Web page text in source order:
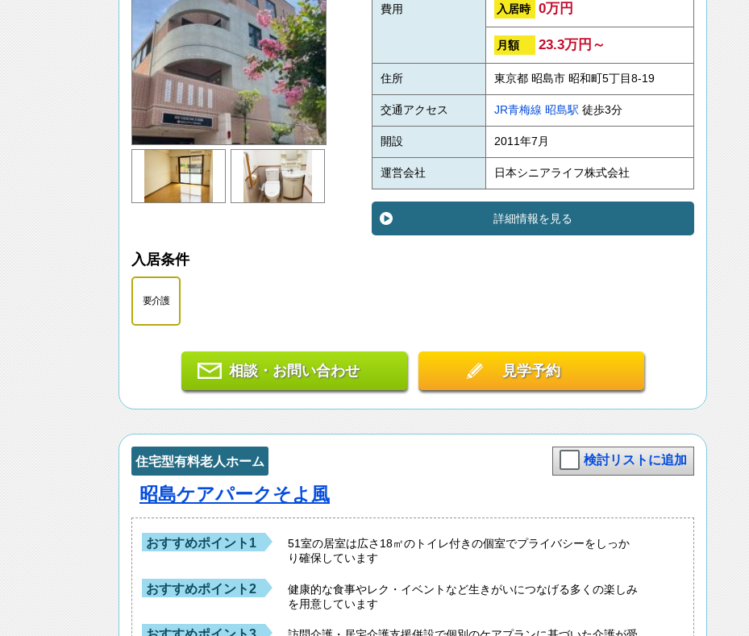
費用 入居時 0万円
月額 23.3万円～
住所 東京都 昭島市 昭和町5丁目8-19
交通アクセス JR青梅線 昭島駅 徒歩3分
開設 2011年7月
運営会社 日本シニアライフ株式会社
詳細情報を見る
入居条件
要介護
相談・お問い合わせ 見学予約
住宅型有料老人ホーム 検討リストに追加
昭島ケアパークそよ風
おすすめポイント1
51室の居室は広さ18㎡のトイレ付きの個室でプライバシーをしっか
り確保しています
おすすめポイント2
健康的な食事やレク・イベントなど生きがいにつなげる多くの楽しみ
を用意しています